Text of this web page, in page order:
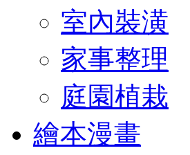
室內裝潢
家事整理
庭園植栽
繪本漫畫